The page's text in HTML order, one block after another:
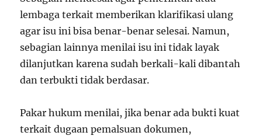
lembaga terkait memberikan klarifikasi ulang
agar isu ini bisa benar-benar selesai. Namun,
sebagian lainnya menilai isu ini tidak layak
dilanjutkan karena sudah berkali-kali dibantah
dan terbukti tidak berdasar.
Pakar hukum menilai, jika benar ada bukti kuat
terkait dugaan pemalsuan dokumen,